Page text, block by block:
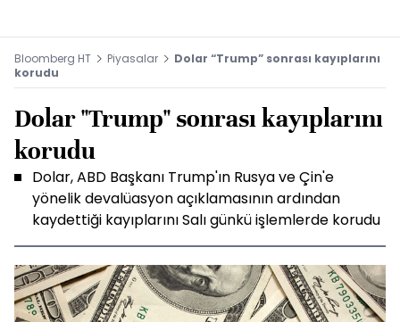
Bloomberg HT Piyasalar
Dolar “Trump” sonrası kayıplarını
korudu
Dolar "Trump" sonrası kayıplarını
korudu
Dolar, ABD Başkanı Trump'ın Rusya ve Çin'e
yönelik devalüasyon açıklamasının ardından
kaydettiği kayıplarını Salı günkü işlemlerde korudu